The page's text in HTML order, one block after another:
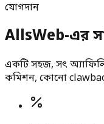
যোগদান
AllsWeb-এর
একটি সহজ, সৎ
কমিশন, কোনো